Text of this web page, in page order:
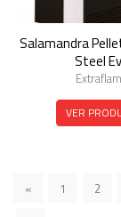
Salamandra
Steel
VER
« 1 2